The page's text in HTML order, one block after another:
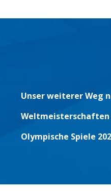
Unser weiterer Weg
Weltmeisterschaften
Olympische Spiele